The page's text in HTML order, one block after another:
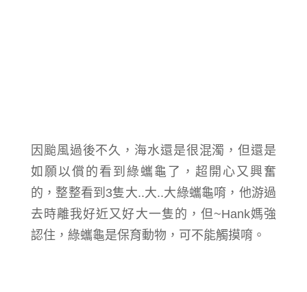
因颱風過後不久，海水還是很混濁，但還是
如願以償的看到綠蠵龜了，超開心又興奮
的，整整看到3隻大..大..大綠蠵龜唷，他游過
去時離我好近又好大一隻的，但~Hank媽強
認住， 綠蠵龜是保育動物， 可不能觸摸唷。